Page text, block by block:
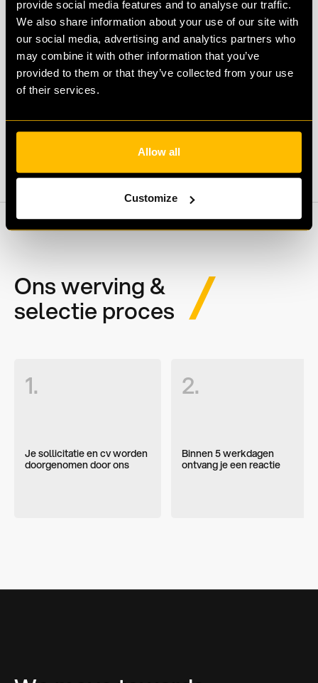
provide social media features and to analyse our traffic.
We also share information about your use of our site with
our social media, advertising and analytics partners who
may combine it with other information that you’ve
provided to them or that they’ve collected from your use
of their services.
Allow all
Customize
SOLLICITEER
Ons werving &
selectie proces
1.
Je sollicitatie en cv worden
doorgenomen door ons
2.
Binnen 5 werkdagen
ontvang je een reactie